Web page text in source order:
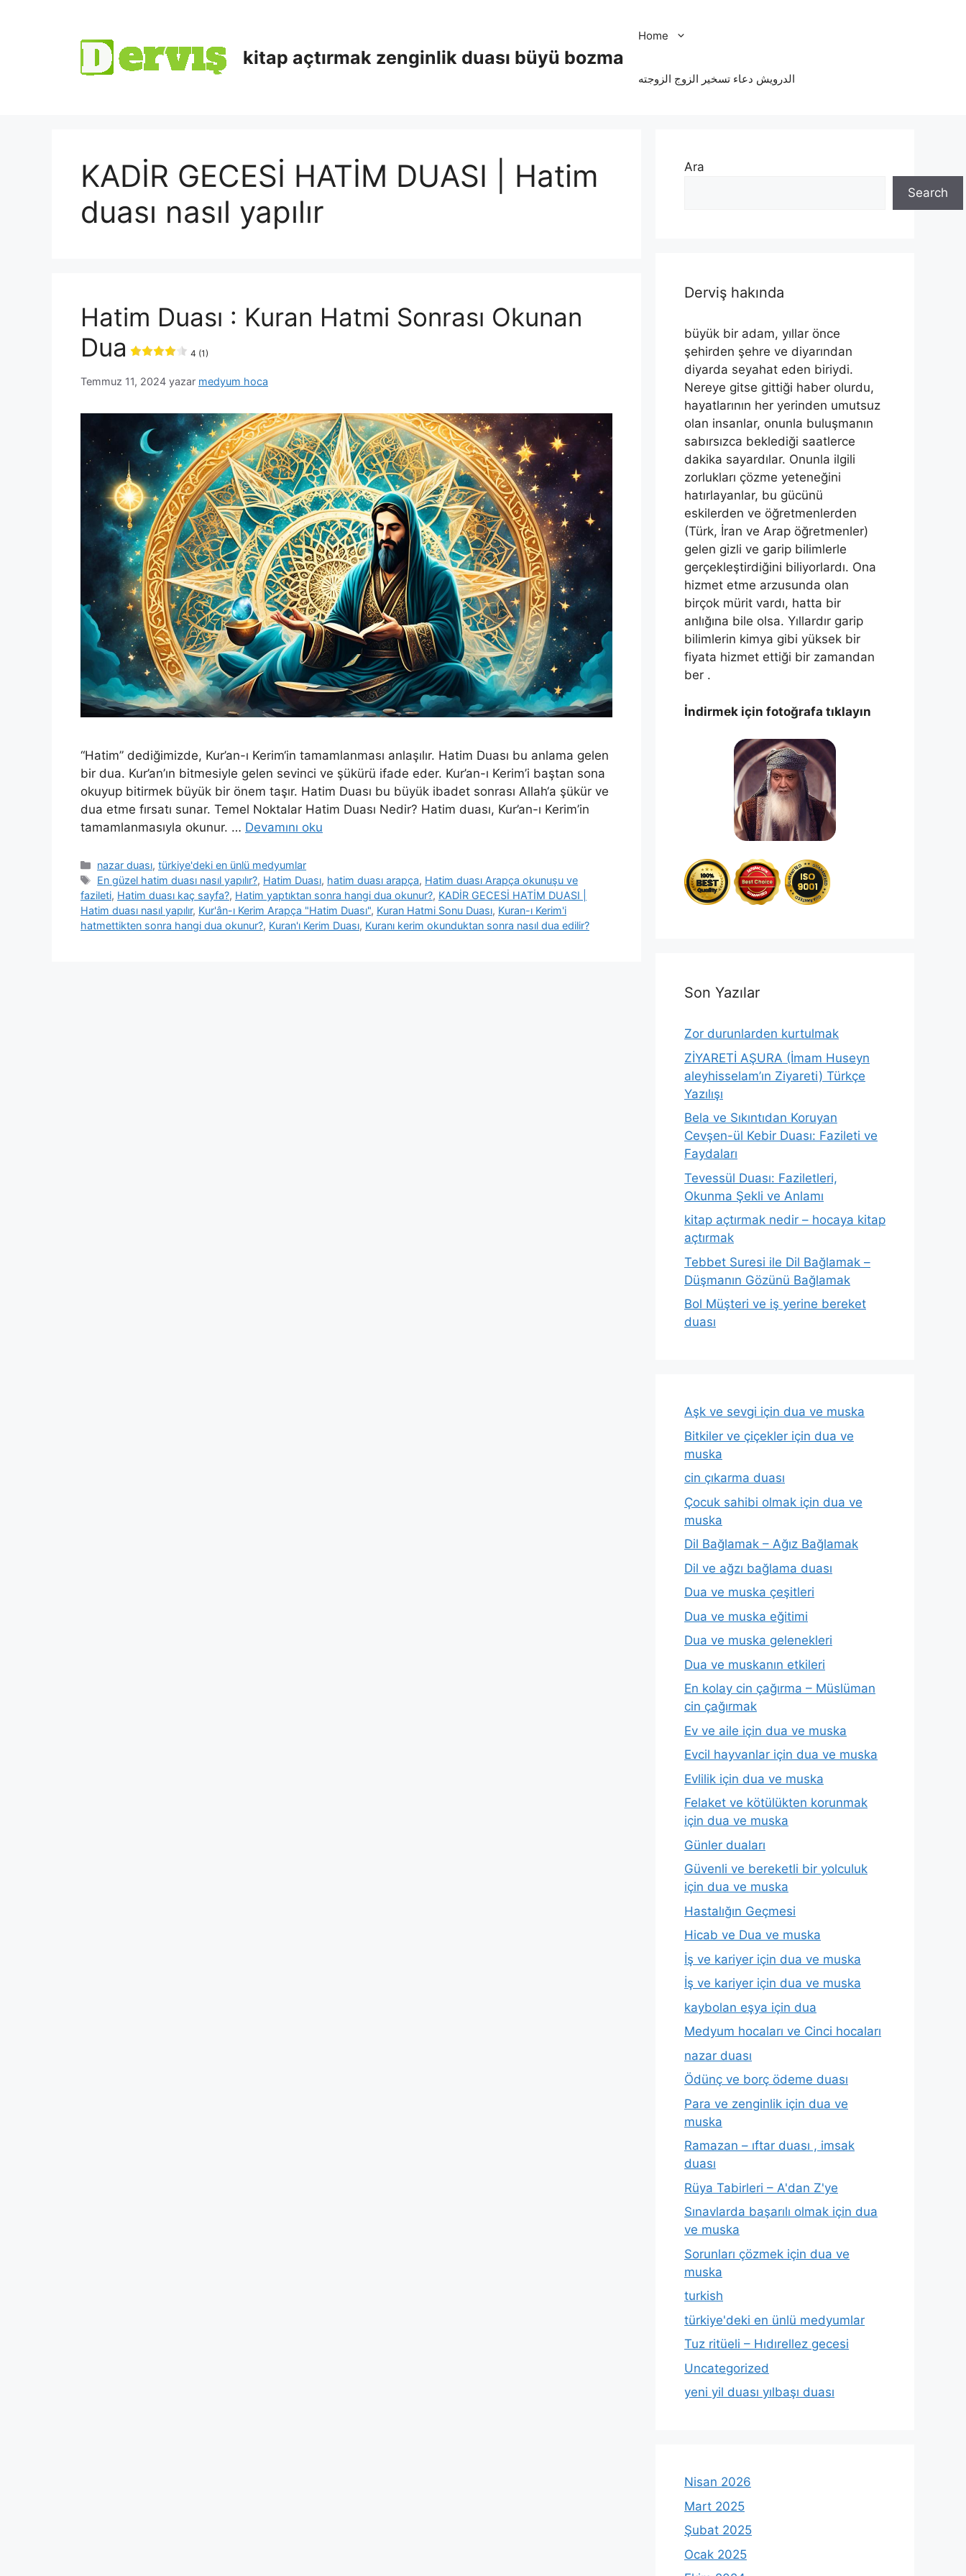
kitap açtırmak zenginlik duası büyü bozma
Home
الدرویش دعاء تسخير الزوج الزوجته
KADİR GECESİ HATİM DUASI | Hatim
duası nasıl yapılır
Hatim Duası : Kuran Hatmi Sonrası Okunan
Dua
4 (1)
Temmuz 11, 2024 yazar medyum hoca
“Hatim” dediğimizde, Kur’an-ı Kerim‘in tamamlanması anlaşılır. Hatim Duası bu anlama gelen
bir dua. Kur’an’ın bitmesiyle gelen sevinci ve şükürü ifade eder. Kur’an-ı Kerim’i baştan sona
okuyup bitirmek büyük bir önem taşır. Hatim Duası bu büyük ibadet sonrası Allah‘a şükür ve
dua etme fırsatı sunar. Temel Noktalar Hatim Duası Nedir? Hatim duası, Kur’an-ı Kerim’in
tamamlanmasıyla okunur. … Devamını oku
nazar duası,türkiye'deki en ünlü medyumlar
En güzel hatim duası nasıl yapılır?, Hatim Duası, hatim duası arapça, Hatim duası Arapça okunuşu ve
fazileti, Hatim duası kaç sayfa?, Hatim yaptıktan sonra hangi dua okunur?, KADİR GECESİ HATİM DUASI |
Hatim duası nasıl yapılır, Kur'ân-ı Kerim Arapça "Hatim Duası", Kuran Hatmi Sonu Duası, Kuran-ı Kerim'i
hatmettikten sonra hangi dua okunur?, Kuran'ı Kerim Duası, Kuranı kerim okunduktan sonra nasıl dua edilir?
Ara
Search
Derviş hakında
büyük bir adam, yıllar önce
şehirden şehre ve diyarından
diyarda seyahat eden biriydi.
Nereye gitse gittiği haber olurdu,
hayatlarının her yerinden umutsuz
olan insanlar, onunla buluşmanın
sabırsızca beklediği saatlerce
dakika sayardılar. Onunla ilgili
zorlukları çözme yeteneğini
hatırlayanlar, bu gücünü
eskilerden ve öğretmenlerden
(Türk, İran ve Arap öğretmenler)
gelen gizli ve garip bilimlerle
gerçekleştirdiğini biliyorlardı. Ona
hizmet etme arzusunda olan
birçok mürit vardı, hatta bir
anlığına bile olsa. Yıllardır garip
bilimlerin kimya gibi yüksek bir
fiyata hizmet ettiği bir zamandan
ber .
İndirmek için fotoğrafa tıklayın
Son Yazılar
Zor durunlarden kurtulmak
ZİYARETİ AŞURA (İmam Huseyn
aleyhisselam’ın Ziyareti) Türkçe
Yazılışı
Bela ve Sıkıntıdan Koruyan
Cevşen-ül Kebir Duası: Fazileti ve
Faydaları
Tevessül Duası: Faziletleri,
Okunma Şekli ve Anlamı
kitap açtırmak nedir – hocaya kitap
açtırmak
Tebbet Suresi ile Dil Bağlamak –
Düşmanın Gözünü Bağlamak
Bol Müşteri ve iş yerine bereket
duası
Aşk ve sevgi için dua ve muska
Bitkiler ve çiçekler için dua ve
muska
cin çıkarma duası
Çocuk sahibi olmak için dua ve
muska
Dil Bağlamak – Ağız Bağlamak
Dil ve ağzı bağlama duası
Dua ve muska çeşitleri
Dua ve muska eğitimi
Dua ve muska gelenekleri
Dua ve muskanın etkileri
En kolay cin çağırma – Müslüman
cin çağırmak
Ev ve aile için dua ve muska
Evcil hayvanlar için dua ve muska
Evlilik için dua ve muska
Felaket ve kötülükten korunmak
için dua ve muska
Günler duaları
Güvenli ve bereketli bir yolculuk
için dua ve muska
Hastalığın Geçmesi
Hicab ve Dua ve muska
İş ve kariyer için dua ve muska
İş ve kariyer için dua ve muska
kaybolan eşya için dua
Medyum hocaları ve Cinci hocaları
nazar duası
Ödünç ve borç ödeme duası
Para ve zenginlik için dua ve
muska
Ramazan – ıftar duası , imsak
duası
Rüya Tabirleri – A'dan Z'ye
Sınavlarda başarılı olmak için dua
ve muska
Sorunları çözmek için dua ve
muska
turkish
türkiye'deki en ünlü medyumlar
Tuz ritüeli – Hıdırellez gecesi
Uncategorized
yeni yil duası yılbaşı duası
Nisan 2026
Mart 2025
Şubat 2025
Ocak 2025